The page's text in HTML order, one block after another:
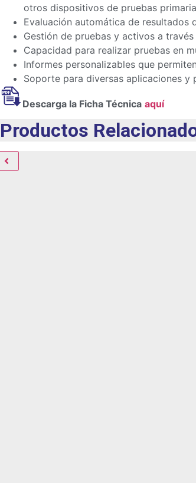
otros dispositivos de pruebas
Evaluación automática de resultados
Gestión de pruebas y activos a
Capacidad para realizar pruebas en
Informes personalizables que
Soporte para diversas aplicaciones y
Descarga la Ficha Técnica aquí
Productos